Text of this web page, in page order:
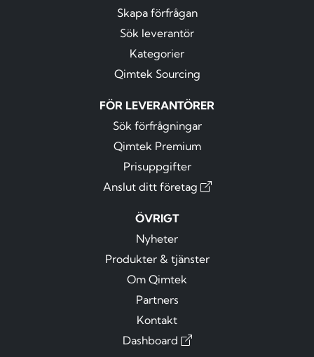
Skapa förfrågan
Sök leverantör
Kategorier
Qimtek Sourcing
FÖR LEVERANTÖRER
Sök förfrågningar
Qimtek Premium
Prisuppgifter
Anslut ditt företag
ÖVRIGT
Nyheter
Produkter & tjänster
Om Qimtek
Partners
Kontakt
Dashboard